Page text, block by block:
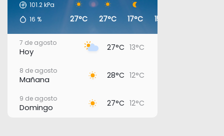
101.2kPa
16 % 27°C 27°C 17°C 15°C
7 de agosto
Hoy 27°C 13°C
8 de agosto
Mañana 28°C 12°C
9 de agosto
Domingo 27°C 12°C